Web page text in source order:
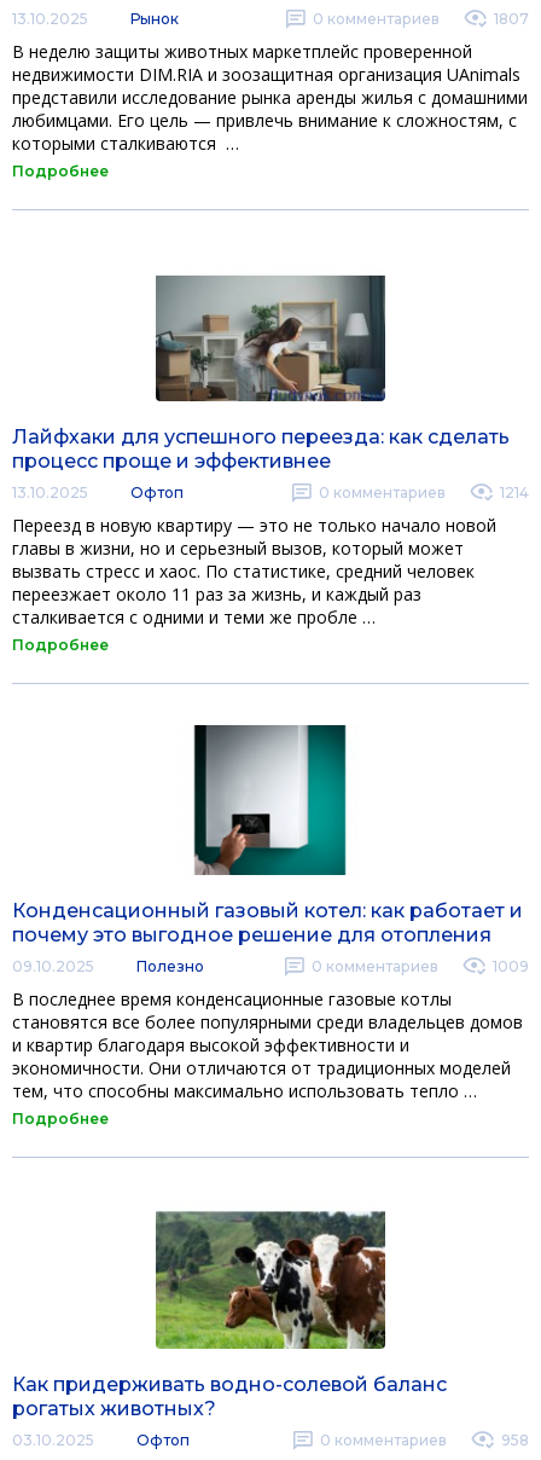
13.10.2025 Рынок 0 комментариев 1807
В неделю защиты животных маркетплейс проверенной
недвижимости DIM.RIA и зоозащитная организация UAnimals
представили исследование рынка аренды жилья с домашними
любимцами. Его цель — привлечь внимание к сложностям, с
которыми сталкиваются …
Подробнее
Лайфхаки для успешного переезда: как сделать
процесс проще и эффективнее
13.10.2025 Офтоп 0 комментариев 1214
Переезд в новую квартиру — это не только начало новой
главы в жизни, но и серьезный вызов, который может
вызвать стресс и хаос. По статистике, средний человек
переезжает около 11 раз за жизнь, и каждый раз
сталкивается с одними и теми же пробле …
Подробнее
Конденсационный газовый котел: как работает и
почему это выгодное решение для отопления
09.10.2025 Полезно 0 комментариев 1009
В последнее время конденсационные газовые котлы
становятся все более популярными среди владельцев домов
и квартир благодаря высокой эффективности и
экономичности. Они отличаются от традиционных моделей
тем, что способны максимально использовать тепло …
Подробнее
Как придерживать водно-солевой баланс
рогатых животных?
03.10.2025 Офтоп 0 комментариев 958